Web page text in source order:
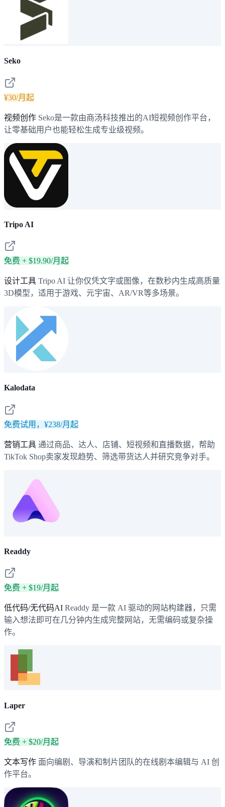
Seko
¥30/月起
视频创作 Seko是一款由商汤科技推出的AI短视频创作平台，
让零基础用户也能轻松生成专业级视频。
Tripo AI
免费 + $19.90/月起
设计工具 Tripo AI 让你仅凭文字或图像，在数秒内生成高质量
3D模型，适用于游戏、元宇宙、AR/VR等多场景。
Kalodata
免费试用，¥238/月起
营销工具 通过商品、达人、店铺、短视频和直播数据，帮助
TikTok Shop卖家发现趋势、筛选带货达人并研究竞争对手。
Readdy
免费 + $19/月起
低代码/无代码AI Readdy 是一款 AI 驱动的网站构建器，只需
输入想法即可在几分钟内生成完整网站，无需编码或复杂操
作。
Laper
免费 + $20/月起
文本写作 面向编剧、导演和制片团队的在线剧本编辑与 AI 创
作平台。